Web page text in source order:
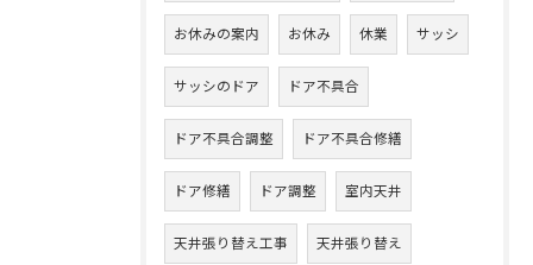
お休みの案内 お休み 休業 サッシ
サッシのドア ドア不具合
ドア不具合調整 ドア不具合修繕
ドア修繕 ドア調整 室内天井
天井張り替え工事 天井張り替え